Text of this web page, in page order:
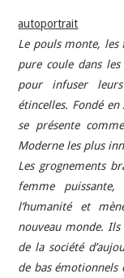
autoportrait
Le pouls monte, les
pure coule dans
pour infuser
étincelles. Fondé en
se présente
Moderne les plus
Les grognements
femme
l’humanité et
nouveau monde.
de la société
de bas émotionnels